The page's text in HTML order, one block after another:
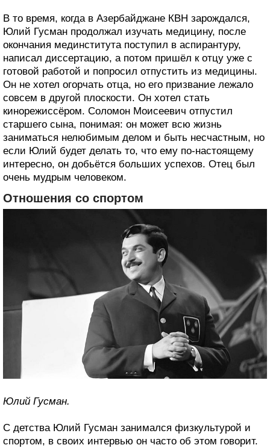
В то время, когда в Азербайджане КВН зарождался,
Юлий Гусман продолжал изучать медицину, после
окончания мединститута поступил в аспирантуру,
написал диссертацию, а потом пришёл к отцу уже с
готовой работой и попросил отпустить из медицины.
Он не хотел огорчать отца, но его призвание лежало
совсем в другой плоскости. Он хотел стать
кинорежиссёром. Соломон Моисеевич отпустил
старшего сына, понимая: он может всю жизнь
заниматься нелюбимым делом и быть несчастным, но
если Юлий будет делать то, что ему по-настоящему
интересно, он добьётся больших успехов. Отец был
очень мудрым человеком.
Отношения со спортом
Юлий Гусман.
С детства Юлий Гусман занимался физкультурой и
спортом, в своих интервью он часто об этом говорит.